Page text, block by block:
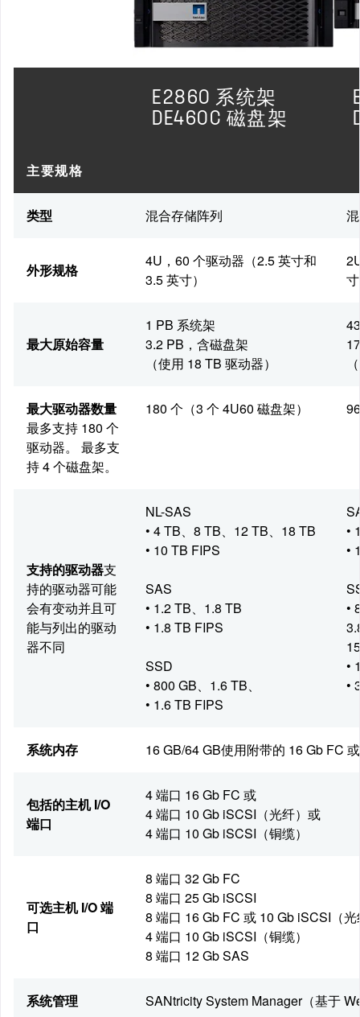
E2860 系统架
DE460C 磁盘架
主要规格
类型 混合存储阵列
外形规格
4U，60 个驱动器（2.5 英寸和
3.5 英寸）
最大原始容量
1 PB 系统架
3.2 PB，含磁盘架
（使用 18 TB 驱动器）
最大驱动器数量
最多支持 180 个
驱动器。 最多支
持 4 个磁盘架。
180 个（3 个 4U60 磁盘架）
支持的驱动器支
持的驱动器可能
会有变动并且可
能与列出的驱动
器不同
NL-SAS
• 4 TB、8 TB、12 TB、18 TB
• 10 TB FIPS
SAS
• 1.2 TB、1.8 TB
• 1.8 TB FIPS
SSD
• 800 GB、1.6 TB、
• 1.6 TB FIPS
•
•
•
•
•
系统内存 16 GB/64 GB使用附带的 16 Gb FC
包括的主机 I/O
端口
4 端口 16 Gb FC 或
4 端口 10 Gb iSCSI（光纤）或
4 端口 10 Gb iSCSI（铜缆）
可选主机 I/O 端
口
8 端口 32 Gb FC
8 端口 25 Gb iSCSI
8 端口 16 Gb FC 或 10 Gb iSCSI（
4 端口 10 Gb iSCSI（铜缆）
8 端口 12 Gb SAS
系统管理 SANtricity System Manager（基于